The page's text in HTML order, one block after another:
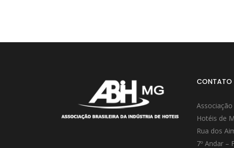
CONTATO
Hotéis de
Rua dos
7º Andar –